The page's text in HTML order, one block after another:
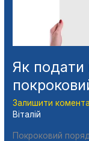
Як подати
Залишити
Віталій
Покроковий
в
Україні:
покроковий
порядок